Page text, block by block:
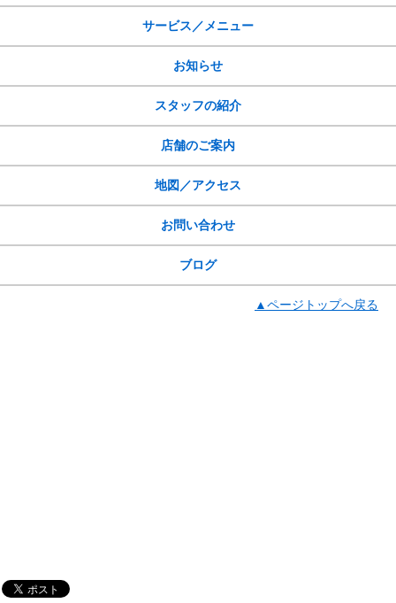
サービス／メニュー
お知らせ
スタッフの紹介
店舗のご案内
地図／アクセス
お問い合わせ
ブログ
▲ページトップへ戻る